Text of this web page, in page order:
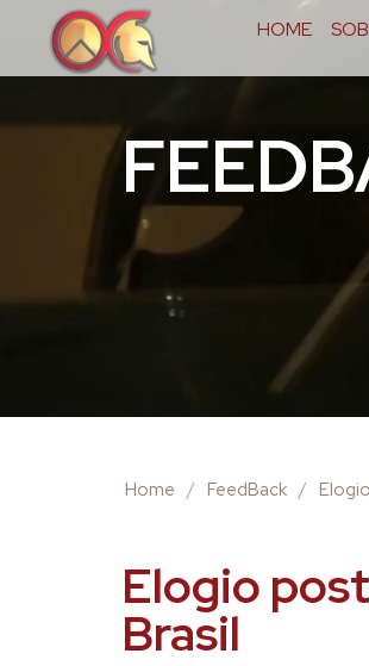
HOME
Home / FeedBack /
Elogio
Brasil